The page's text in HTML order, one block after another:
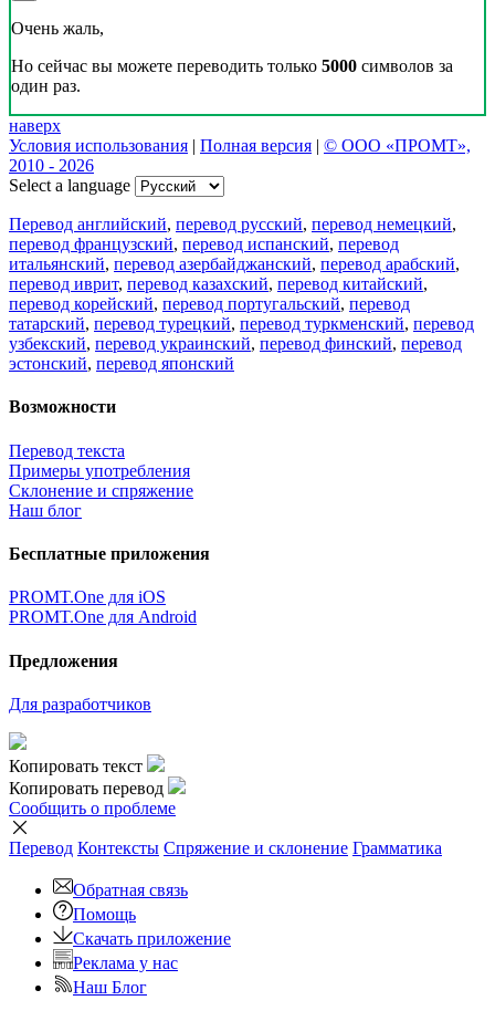
Очень жаль,
Но сейчас вы можете переводить только 5000 символов за
один раз.
наверх
Условия использования | Полная версия | © ООО «ПРОМТ»,
2010 - 2026
Select a language
Перевод английский, перевод русский, перевод немецкий,
перевод французский, перевод испанский, перевод
итальянский, перевод азербайджанский, перевод арабский,
перевод иврит, перевод казахский, перевод китайский,
перевод корейский, перевод португальский, перевод
татарский, перевод турецкий, перевод туркменский, перевод
узбекский, перевод украинский, перевод финский, перевод
эстонский, перевод японский
Возможности
Перевод текста
Примеры употребления
Склонение и спряжение
Наш блог
Бесплатные приложения
PROMT.One для iOS
PROMT.One для Android
Предложения
Для разработчиков
Копировать текст
Копировать перевод
Сообщить о проблеме
Перевод Контексты Спряжение и склонение Грамматика
Обратная связь
Помощь
Скачать приложение
Реклама у нас
Наш Блог